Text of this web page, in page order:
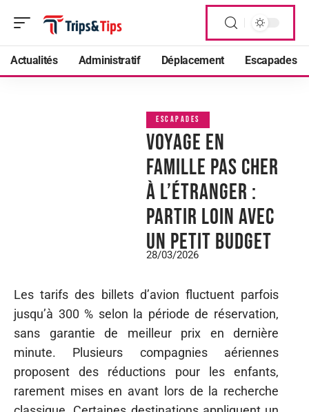
Actualités Administratif Déplacement Escapades
ESCAPADES
Voyage en
famille pas cher
à l’étranger :
partir loin avec
un petit budget
28/03/2026
Les tarifs des billets d’avion fluctuent parfois
jusqu’à 300 % selon la période de réservation,
sans garantie de meilleur prix en dernière
minute. Plusieurs compagnies aériennes
proposent des réductions pour les enfants,
rarement mises en avant lors de la recherche